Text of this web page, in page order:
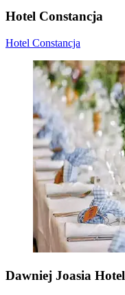
Hotel Constancja
Hotel Constancja
Dawniej Joasia Hotel